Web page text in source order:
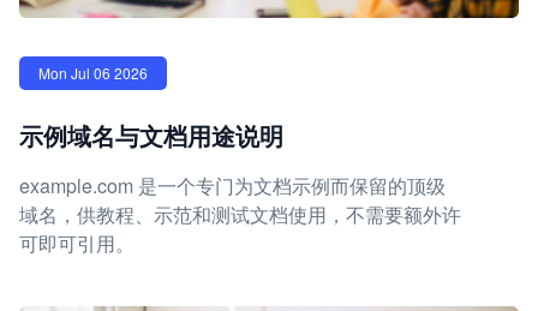
Mon Jul 06 2026
示例域名与文档用途说明
example.com 是一个专门为文档示例而保留的顶级
域名，供教程、示范和测试文档使用，不需要额外许
可即可引用。